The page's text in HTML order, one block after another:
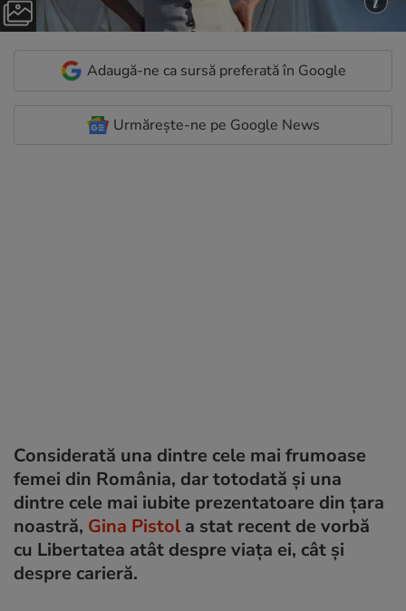
Adaugă-ne ca sursă preferată în Google
Urmărește-ne pe Google News
Considerată una dintre cele mai frumoase
femei din România, dar totodată și una
dintre cele mai iubite prezentatoare din țara
noastră, Gina Pistol a stat recent de vorbă
cu Libertatea atât despre viața ei, cât și
despre carieră.